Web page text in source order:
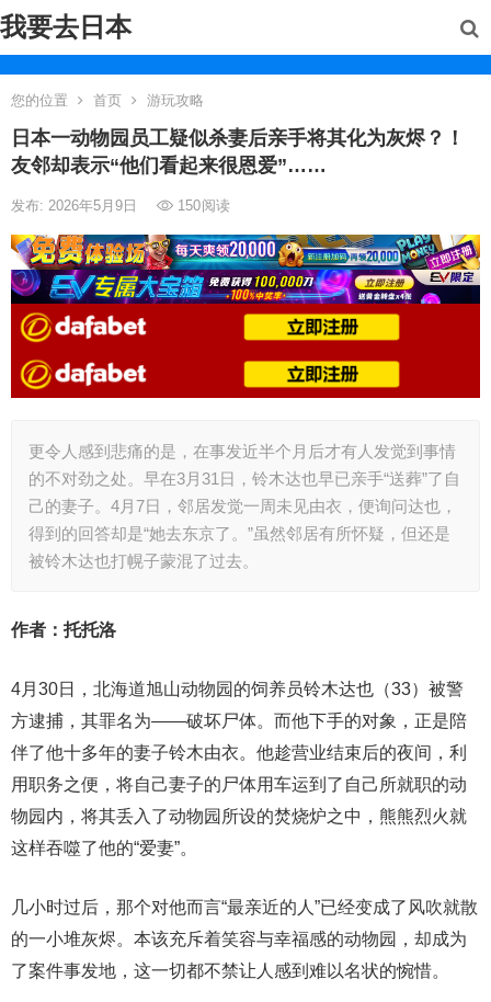
我要去日本
您的位置 首页 游玩攻略
日本一动物园员工疑似杀妻后亲手将其化为灰烬？！
友邻却表示“他们看起来很恩爱”……
发布: 2026年5月9日 150阅读
更令人感到悲痛的是，在事发近半个月后才有人发觉到事情
的不对劲之处。早在3月31日，铃木达也早已亲手“送葬”了自
己的妻子。4月7日，邻居发觉一周未见由衣，便询问达也，
得到的回答却是“她去东京了。”虽然邻居有所怀疑，但还是
被铃木达也打幌子蒙混了过去。
作者：托托洛
4月30日，北海道旭山动物园的饲养员铃木达也（33）被警
方逮捕，其罪名为——破坏尸体。而他下手的对象，正是陪
伴了他十多年的妻子铃木由衣。他趁营业结束后的夜间，利
用职务之便，将自己妻子的尸体用车运到了自己所就职的动
物园内，将其丢入了动物园所设的焚烧炉之中，熊熊烈火就
这样吞噬了他的“爱妻”。
几小时过后，那个对他而言“最亲近的人”已经变成了风吹就散
的一小堆灰烬。本该充斥着笑容与幸福感的动物园，却成为
了案件事发地，这一切都不禁让人感到难以名状的惋惜。